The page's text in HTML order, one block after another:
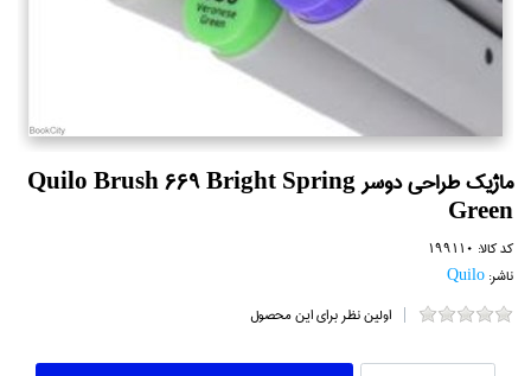
ماژيك طراحي دوسر Quilo Brush 669 Bright Spring
Green
کد کالا: 199110
ناشر:Quilo
اولین نظر برای این محصول